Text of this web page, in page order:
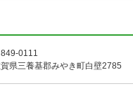
0111
県三養基郡みやき町白壁2785